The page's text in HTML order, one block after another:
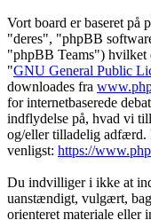
Vort board er baseret
"deres", "phpBB
"phpBB Teams") hvilket
"GNU General Public
downloades fra
for internetbaserede
indflydelse på, hvad vi
og/eller tilladelig adfærd.
venligst: https://
Du indvilliger i ikke at
uanstændigt, vulgært,
orienteret materiale eller